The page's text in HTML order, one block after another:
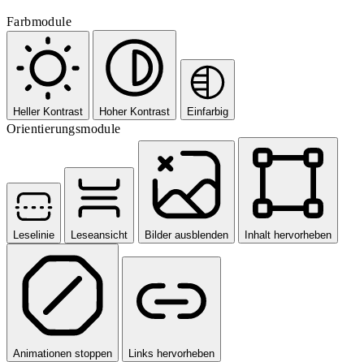
Farbmodule
Heller Kontrast Hoher Kontrast Einfarbig
Orientierungsmodule
Leselinie Leseansicht Bilder ausblenden Inhalt hervorheben
Animationen stoppen Links hervorheben